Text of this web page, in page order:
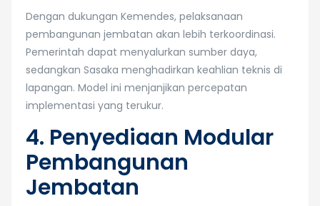
Dengan dukungan Kemendes, pelaksanaan
pembangunan jembatan akan lebih terkoordinasi.
Pemerintah dapat menyalurkan sumber daya,
sedangkan Sasaka menghadirkan keahlian teknis di
lapangan. Model ini menjanjikan percepatan
implementasi yang terukur.
4. Penyediaan Modular
Pembangunan
Jembatan